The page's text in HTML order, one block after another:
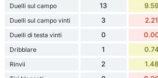
Duelli sul campo 13 9.59
Duelli sul campo vinti 3 2.21
Duelli di testa vinti 0
Dribblare 1 0.74
Rinvii 2 1.48